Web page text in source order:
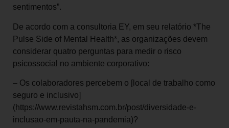
sentimentos”.
De acordo com a consultoria EY, em seu relatório *The
Pulse Side of Mental Health*, as organizações devem
considerar quatro perguntas para medir o risco
psicossocial no ambiente corporativo:
– Os colaboradores percebem o [local de trabalho como
seguro e inclusivo]
(https://www.revistahsm.com.br/post/diversidade-e-
inclusao-em-pauta-na-pandemia)?